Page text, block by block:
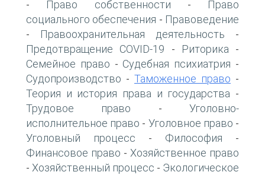
- Право собственности -
Право
социального обеспечения - Правоведение
- Правоохранительная деятельность -
Предотвращение COVID-19 - Риторика -
Семейное право - Судебная психиатрия -
Судопроизводство - Таможенное право -
Теория и история права и государства -
Трудовое право -Уголовно-
исполнительное право - Уголовное право -
Уголовный процесс - Философия -
Финансовое право - Хозяйственное право
- Хозяйственный процесс - Экологическое